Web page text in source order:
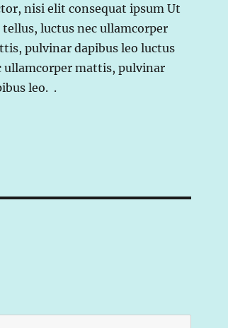
nisi elit consequat ipsum Ut
luctus nec ullamcorper
pulvinar dapibus leo luctus
ullamcorper mattis, pulvinar
leo. .